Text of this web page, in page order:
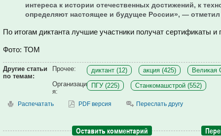
интереса к истории отечественных достижений, к
определяют настоящее и будущее России», —
По итогам диктанта лучшие участники получат сертификаты и
Фото: ТОМ
Другие статьи
по темам:
Прочее: диктант (12) акция (425)
Великая
Организаци
я:
ПГУ (225) Станкомашстрой (552)
Распечатать PDF версия Переслать другу
Оставить комментарий